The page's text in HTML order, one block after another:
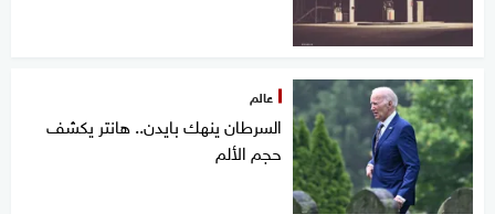
عالم
السرطان ينهك بايدن.. هانتر يكشف
حجم الألم